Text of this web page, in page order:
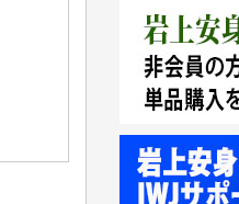
及川昭男 様
岩井祐子 様
藤田英之 様
藤岡比左志 様
井出 隆太 様
小池説夫 様
アオキカナメ